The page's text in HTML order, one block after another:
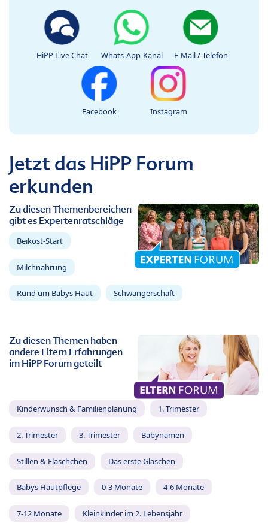
HiPP Live Chat Whats-App-Kanal E-Mail / Telefon
Facebook Instagram
Jetzt das HiPP Forum
erkunden
Zu diesen Themenbereichen
gibt es Expertenratschläge
Beikost-Start
Milchnahrung
Rund um Babys Haut Schwangerschaft
Zu diesen Themen haben
andere Eltern Erfahrungen
im HiPP Forum geteilt
Kinderwunsch & Familienplanung 1. Trimester
2. Trimester 3. Trimester Babynamen
Stillen & Fläschchen Das erste Gläschen
Babys Hautpflege 0-3 Monate 4-6 Monate
7-12 Monate Kleinkinder im 2. Lebensjahr